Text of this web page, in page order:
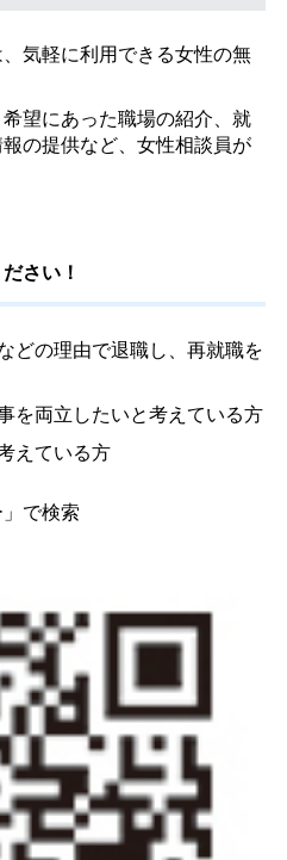
気軽に利用できる女性の無
望にあった職場の紹介、就
の提供など、女性相談員が
さい！
どの理由で退職し、再就職を
を両立したいと考えている方
えている方
で検索